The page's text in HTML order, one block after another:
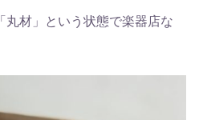
丸材」という状態で楽器店な